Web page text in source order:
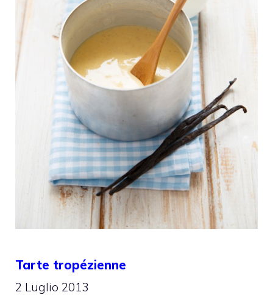
Tarte tropézienne
2 Luglio 2013